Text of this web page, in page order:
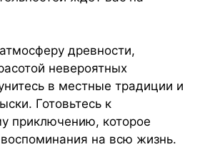
древности,
невероятных
в местные традиции и
Готовьтесь к
приключению, которое
на всю жизнь.